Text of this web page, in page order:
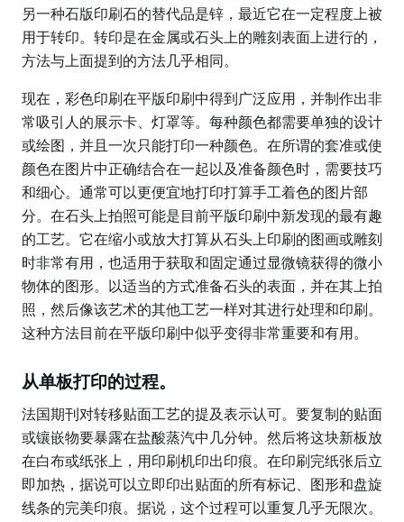
另一种石版印刷石的替代品是锌，最近它在一定程度上被
用于转印。转印是在金属或石头上的雕刻表面上进行的，
方法与上面提到的方法几乎相同。
现在，彩色印刷在平版印刷中得到广泛应用，并制作出非
常吸引人的展示卡、灯罩等。每种颜色都需要单独的设计
或绘图，并且一次只能打印一种颜色。在所谓的套准或使
颜色在图片中正确结合在一起以及准备颜色时，需要技巧
和细心。通常可以更便宜地打印打算手工着色的图片部
分。在石头上拍照可能是目前平版印刷中新发现的最有趣
的工艺。它在缩小或放大打算从石头上印刷的图画或雕刻
时非常有用，也适用于获取和固定通过显微镜获得的微小
物体的图形。以适当的方式准备石头的表面，并在其上拍
照，然后像该艺术的其他工艺一样对其进行处理和印刷。
这种方法目前在平版印刷中似乎变得非常重要和有用。
从单板打印的过程。
法国期刊对转移贴面工艺的提及表示认可。要复制的贴面
或镶嵌物要暴露在盐酸蒸汽中几分钟。然后将这块新板放
在白布或纸张上，用印刷机印出印痕。在印刷完纸张后立
即加热，据说可以立即印出贴面的所有标记、图形和盘旋
线条的完美印痕。据说，这个过程可以重复几乎无限次。